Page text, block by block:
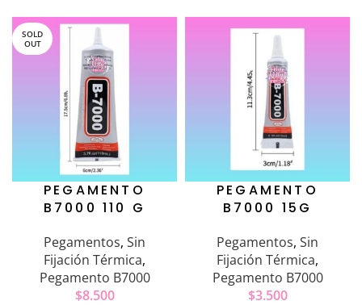
SOLD
OUT
PEGAMENTO
B7000 110 G
Pegamentos, Sin
Fijación Térmica,
Pegamento B7000
$8.500
PEGAMENTO
B7000 15G
Pegamentos, Sin
Fijación Térmica,
Pegamento B7000
$3.500